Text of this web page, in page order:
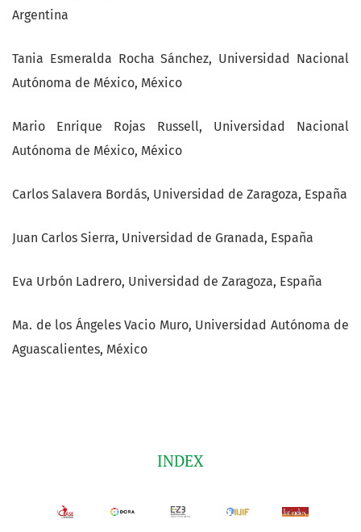
Argentina
Tania Esmeralda Rocha Sánchez, Universidad Nacional
Autónoma de México, México
Mario Enrique Rojas Russell, Universidad Nacional
Autónoma de México, México
Carlos Salavera Bordás, Universidad de Zaragoza, España
Juan Carlos Sierra, Universidad de Granada, España
Eva Urbón Ladrero, Universidad de Zaragoza, España
Ma. de los Ángeles Vacio Muro, Universidad Autónoma de
Aguascalientes, México
INDEX